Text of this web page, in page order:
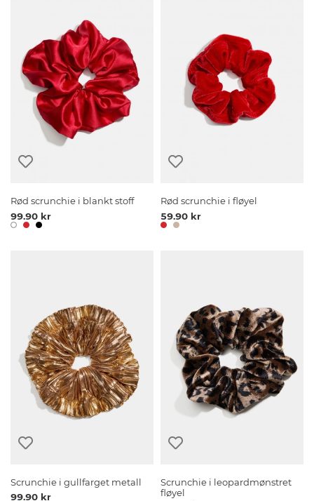
Rød scrunchie i blankt stoff
99.90 kr
Rød scrunchie i fløyel
59.90 kr
Scrunchie i gullfarget metall
99.90 kr
Scrunchie i leopardmønstret
fløyel